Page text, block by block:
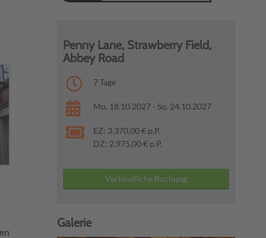
Penny Lane, Strawberry Field,
Abbey Road
7 Tage
Mo. 18.10.2027 - So. 24.10.2027
EZ: 3.370,00 € p.P.
DZ: 2.975,00 € p.P.
Verbindliche Buchung
Galerie